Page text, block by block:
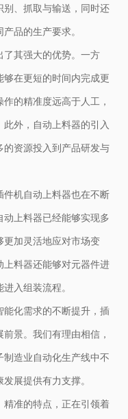
、抓取与输送，同时还
品的生产要求。
其强大的优势。一方
在更短的时间内完成更
的精准度远高于人工，
外，自动上料器的引入
资源投入到产品研发与
机自动上料器也在不断
上料器已经能够实现多
加灵活地应对市场变
料器还能够对元器件进
入组装流程。
化需求的不断提升，插
景。我们有理由相信，
造业自动化生产线中不
展提供有力支撑。
准的特点，正在引领着